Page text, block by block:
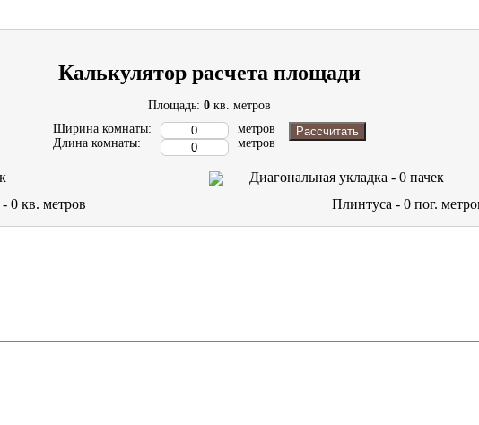
Калькулятор расчета площади
Площадь: 0 кв. метров
Ширина комнаты:
Длина комнаты:
метров
метров
Рассчитать
Диагональная укладка - 0 пачек
- 0 кв. метров Плинтуса - 0 пог.